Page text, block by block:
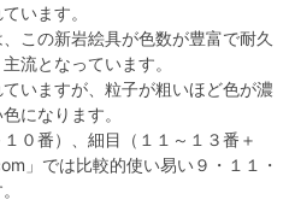
います。
この新岩絵具が色数が豊富で耐久
流となっています。
いますが、粒子が粗いほど色が濃
になります。
０番）、細目（１１～１３番＋
」では比較的使い易い９・１１・